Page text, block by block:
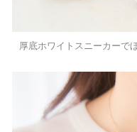
厚底ホワイトスニーカーで